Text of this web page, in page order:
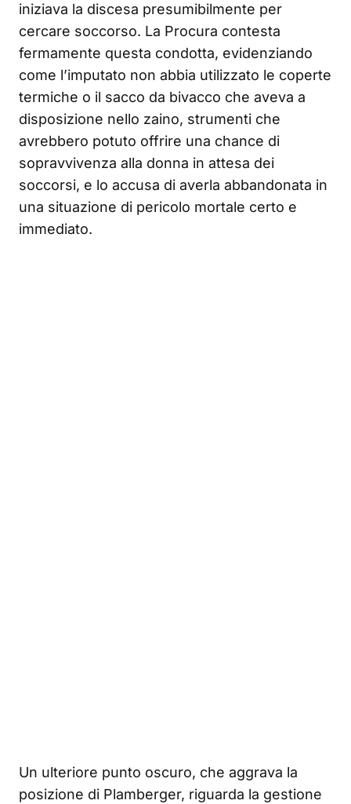
iniziava la discesa presumibilmente per
cercare soccorso. La Procura contesta
fermamente questa condotta, evidenziando
come l’imputato non abbia utilizzato le coperte
termiche o il sacco da bivacco che aveva a
disposizione nello zaino, strumenti che
avrebbero potuto offrire una chance di
sopravvivenza alla donna in attesa dei
soccorsi, e lo accusa di averla abbandonata in
una situazione di pericolo mortale certo e
immediato.
Un ulteriore punto oscuro, che aggrava la
posizione di Plamberger, riguarda la gestione